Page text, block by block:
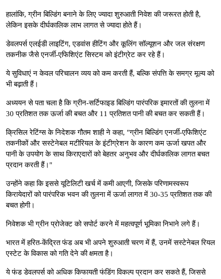
हालांकि, ग्रीन बिल्डिंग बनाने के लिए ज्यादा शुरुआती निवेश की जरूरत होती है,
लेकिन इसके दीर्घकालिक लाभ लागत से ज्यादा होते हैं।
डेवलपर्स एलईडी लाइटिंग, एडवांस हीटिंग और कूलिंग सॉल्यूशन और जल संरक्षण
तकनीक जैसे एनर्जी-एफिशिएंट सिस्टम को इंटीग्रेट कर रहे हैं।
ये सुविधाएं न केवल परिचालन व्यय को कम करती हैं, बल्कि संपत्ति के समग्र मूल्य को
भी बढ़ाती हैं।
अध्ययन से पता चला है कि ग्रीन-सर्टिफाइड बिल्डिंग पारंपरिक इमारतों की तुलना में
30 प्रतिशत तक ऊर्जा की बचत और 11 प्रतिशत पानी की बचत कर सकती हैं।
क्रिसिल रेटिंग्स के निदेशक गौतम शाही ने कहा, "ग्रीन बिल्डिंग एनर्जी-एफिशिएंट
तकनीकों और सस्टेनेबल मटीरियल के इंटीग्रेशन के कारण कम ऊर्जा खपत और
पानी के उपयोग के साथ किराएदारों को बेहतर अनुभव और दीर्घकालिक लागत बचत
प्रदान करती हैं।"
उन्होंने कहा कि इससे यूटिलिटी खर्च में कमी आएगी, जिसके परिणामस्वरूप
किरायेदारों को पारंपरिक भवन की तुलना में ऊर्जा लागत में 30-35 प्रतिशत तक की
बचत होगी।
निवेशक भी ग्रीन प्रोजेक्ट को सपोर्ट करने में महत्वपूर्ण भूमिका निभाने लगे हैं।
भारत में हरित-केंद्रित फंड अब भी अपने शुरुआती चरण में हैं, उनमें सस्टेनेबल रियल
एस्टेट के विकास को गति देने की क्षमता है।
ये फंड डेवलपर्स को अधिक किफायती फंडिंग विकल्प प्रदान कर सकते हैं, जिससे